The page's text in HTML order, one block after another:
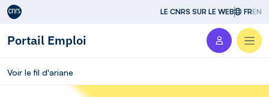
Aller au contenu LE CNRS SUR LE WEB FREN
Portail Emploi
Voir le fil d'ariane